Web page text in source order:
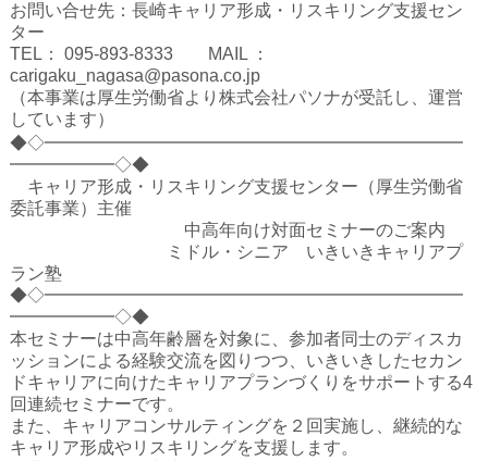
お問い合せ先：長崎キャリア形成・リスキリング支援セン
ター
TEL： 095-893-8333 MAIL ：
carigaku_nagasa@pasona.co.jp
（本事業は厚生労働省より株式会社パソナが受託し、運営
しています）
◆◇━━━━━━━━━━━━━━━━━━━━━━━━
━━━━━━◇◆
キャリア形成・リスキリング支援センター（厚生労働省
委託事業）主催
中高年向け対面セミナーのご案内
ミドル・シニア いきいきキャリアプ
ラン塾
◆◇━━━━━━━━━━━━━━━━━━━━━━━━
━━━━━━◇◆
本セミナーは中高年齢層を対象に、参加者同士のディスカ
ッションによる経験交流を図りつつ、いきいきしたセカン
ドキャリアに向けたキャリアプランづくりをサポートする4
回連続セミナーです。
また、キャリアコンサルティングを２回実施し、継続的な
キャリア形成やリスキリングを支援します。
小・中学校ナビ
いきebooks
ながよebooks
ごとうebooks
おおむらebooks
みなみしまばらebooks
はさみebooks
ながさき市ebooks
さいかいイーブックス
長崎MICE観光マップ